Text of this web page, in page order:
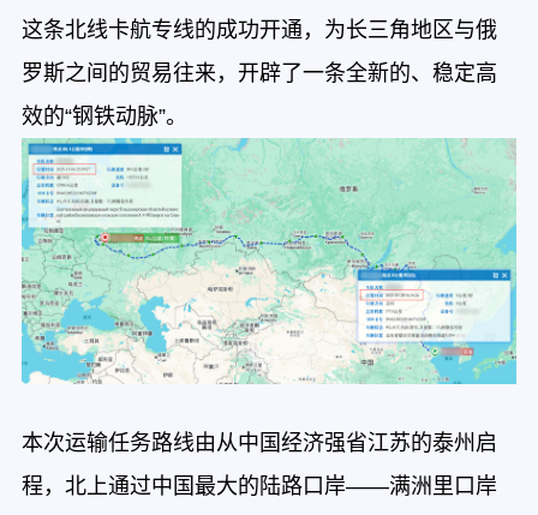
这条北线卡航专线的成功开通，为长三角地区与俄
罗斯之间的贸易往来，开辟了一条全新的、稳定高
效的“钢铁动脉”。
本次运输任务路线由从中国经济强省江苏的泰州启
程，北上通过中国最大的陆路口岸——满洲里口岸